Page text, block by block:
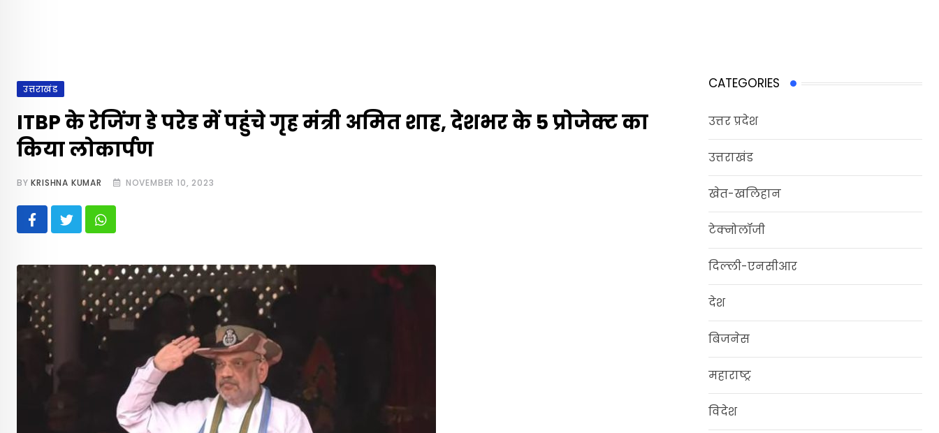
उत्तराखंड
ITBP के रेजिंग डे परेड में पहुंचे गृह मंत्री अमित शाह, देशभर के 5 प्रोजेक्ट का
किया लोकार्पण
BYKRISHNA KUMAR NOVEMBER 10, 2023
Whatsapp
CATEGORIES
उत्तर प्रदेश
उत्तराखंड
खेत-खलिहान
टेक्नोलॉजी
दिल्‍ली-एनसीआर
देश
बिजनेस
महाराष्ट्र
विदेश